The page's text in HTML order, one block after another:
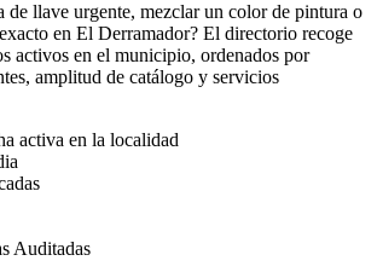
de llave urgente, mezclar un color de pintura o
en El Derramador? El directorio recoge
activos en el municipio, ordenados por
amplitud de catálogo y servicios
activa en la localidad
Auditadas